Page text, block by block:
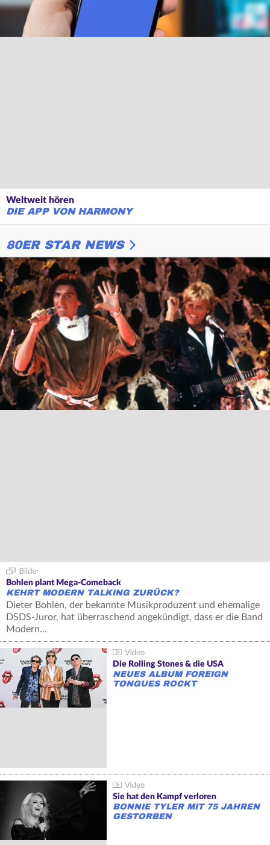
Weltweit hören
DIE APP VON HARMONY
80ER STAR NEWS
Bohlen plant Mega-Comeback
KEHRT MODERN TALKING ZURÜCK?
Dieter Bohlen, der bekannte Musikproduzent und ehemalige
DSDS-Juror, hat überraschend angekündigt, dass er die Band
Modern…
Die Rolling Stones & die USA
NEUES ALBUM FOREIGN
TONGUES ROCKT
Sie hat den Kampf verloren
BONNIE TYLER MIT 75 JAHREN
GESTORBEN